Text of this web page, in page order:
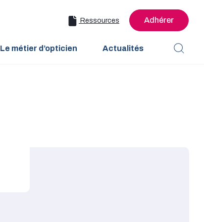
Ressources Adhérer
Le métier d’opticien Actualités